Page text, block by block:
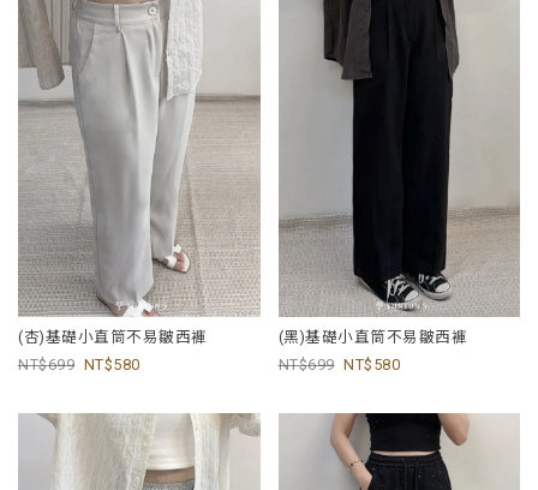
(杏)基礎小直筒不易皺西褲
699
580
(黑)基礎小直筒不易皺西褲
699
580